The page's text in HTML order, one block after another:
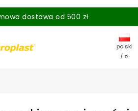
dostawa od 500 zł
polski
/ zł